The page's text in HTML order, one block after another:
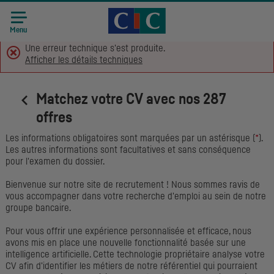
Accueil CIC Recrutement
Menu
Une erreur technique s'est produite.
Afficher les détails techniques
Matchez votre CV avec nos 287
offres
Les informations obligatoires sont marquées par un astérisque ( * ).
Les autres informations sont facultatives et sans conséquence
pour l'examen du dossier.
Bienvenue sur notre site de recrutement ! Nous sommes ravis de
vous accompagner dans votre recherche d'emploi au sein de notre
groupe bancaire.
Pour vous offrir une expérience personnalisée et efficace, nous
avons mis en place une nouvelle fonctionnalité basée sur une
intelligence artificielle. Cette technologie propriétaire analyse votre
CV afin d'identifier les métiers de notre référentiel qui pourraient